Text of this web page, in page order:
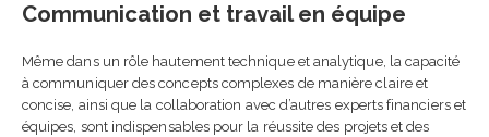
Communication et travail en équipe
Même dans un rôle hautement technique et analytique, la capacité
à communiquer des concepts complexes de manière claire et
concise, ainsi que la collaboration avec d’autres experts financiers et
équipes, sont indispensables pour la réussite des projets et des